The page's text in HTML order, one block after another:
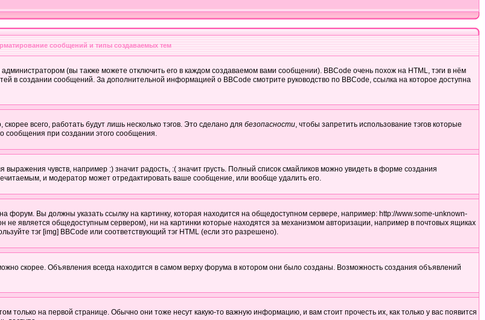
сообщений и типы создаваемых тем
(вы также можете отключить его в каждом создаваемом вами сообщении). BBCode очень похож на HTML, тэги в нём
в создании сообщений. За дополнительной информацией о BBCode смотрите руководство по BBCode, ссылка на которое доступна
всего, работать будут лишь несколько тэгов. Это сделано для безопасности, чтобы запретить использование тэгов которые
сообщения при создании этого сообщения.
чувств, например :) значит радость, :( значит грусть. Полный список смайликов можно увидеть в форме создания
и модератор может отредактировать ваше сообщение, или вообще удалить его.
форум. Вы должны указать ссылку на картинку, которая находится на общедоступном сервере, например: http://www.some-unknown-
не является общедоступным сервером), ни на картинки которые находятся за механизмом авторизации, например в почтовых ящиках
тэг [img] BBCode или соответствующий тэг HTML (если это разрешено).
скорее. Объявления всегда находится в самом верху форума в котором они было созданы. Возможность создания объявлений
на первой странице. Обычно они тоже несут какую-то важную информацию, и вам стоит прочесть их, как только у вас появится